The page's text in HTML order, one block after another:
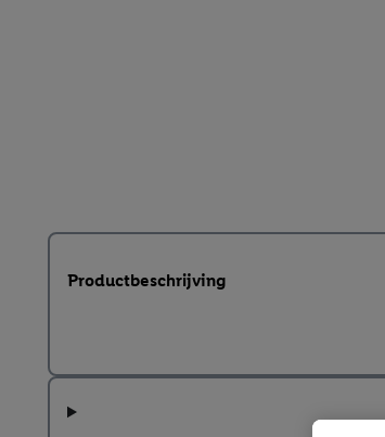
Productbeschrijving